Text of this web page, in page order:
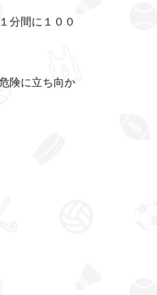
分間に１００
険に立ち向か